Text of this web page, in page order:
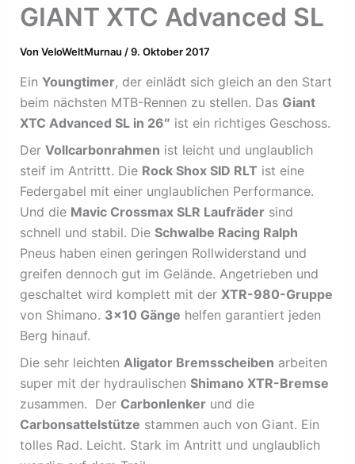
GIANT XTC Advanced SL
Von VeloWeltMurnau /9. Oktober 2017
Ein Youngtimer, der einlädt sich gleich an den Start
beim nächsten MTB-Rennen zu stellen. Das Giant
XTC Advanced SL in 26″ ist ein richtiges Geschoss.
Der Vollcarbonrahmen ist leicht und unglaublich
steif im Antrittt. Die Rock Shox SID RLT ist eine
Federgabel mit einer unglaublichen Performance.
Und die Mavic Crossmax SLR Laufrädersind
schnell und stabil. Die Schwalbe Racing Ralph
Pneus haben einen geringen Rollwiderstand und
greifen dennoch gut im Gelände. Angetrieben und
geschaltet wird komplett mit der XTR-980-Gruppe
von Shimano. 3×10 Gänge helfen garantiert jeden
Berg hinauf.
Die sehr leichten Aligator Bremsscheiben arbeiten
super mit der hydraulischen Shimano XTR-Bremse
zusammen. Der Carbonlenkerund die
Carbonsattelstütze stammen auch von Giant. Ein
tolles Rad. Leicht. Stark im Antritt und unglaublich